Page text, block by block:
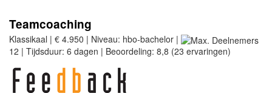
Teamcoaching
Klassikaal | € 4.950 | Niveau: hbo-bachelor |
12 | Tijdsduur: 6 dagen | Beoordeling: 8,8 (23 ervaringen)